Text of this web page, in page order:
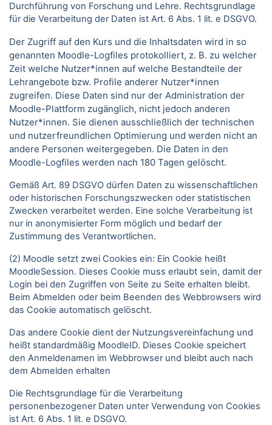
Durchführung von Forschung und Lehre. Rechtsgrundlage
für die Verarbeitung der Daten ist Art. 6 Abs. 1 lit. e DSGVO.
Der Zugriff auf den Kurs und die Inhaltsdaten wird in so
genannten Moodle-Logfiles protokolliert, z. B. zu welcher
Zeit welche Nutzer*innen auf welche Bestandteile der
Lehrangebote bzw. Profile anderer Nutzer*innen
zugreifen. Diese Daten sind nur der Administration der
Moodle-Plattform zugänglich, nicht jedoch anderen
Nutzer*innen. Sie dienen ausschließlich der technischen
und nutzerfreundlichen Optimierung und werden nicht an
andere Personen weitergegeben. Die Daten in den
Moodle-Logfiles werden nach 180 Tagen gelöscht.
Gemäß Art. 89 DSGVO dürfen Daten zu wissenschaftlichen
oder historischen Forschungszwecken oder statistischen
Zwecken verarbeitet werden. Eine solche Verarbeitung ist
nur in anonymisierter Form möglich und bedarf der
Zustimmung des Verantwortlichen.
(2) Moodle setzt zwei Cookies ein: Ein Cookie heißt
MoodleSession. Dieses Cookie muss erlaubt sein, damit der
Login bei den Zugriffen von Seite zu Seite erhalten bleibt.
Beim Abmelden oder beim Beenden des Webbrowsers wird
das Cookie automatisch gelöscht.
Das andere Cookie dient der Nutzungsvereinfachung und
heißt standardmäßig MoodleID. Dieses Cookie speichert
den Anmeldenamen im Webbrowser und bleibt auch nach
dem Abmelden erhalten
Die Rechtsgrundlage für die Verarbeitung
personenbezogener Daten unter Verwendung von Cookies
ist Art. 6 Abs. 1 lit. e DSGVO.